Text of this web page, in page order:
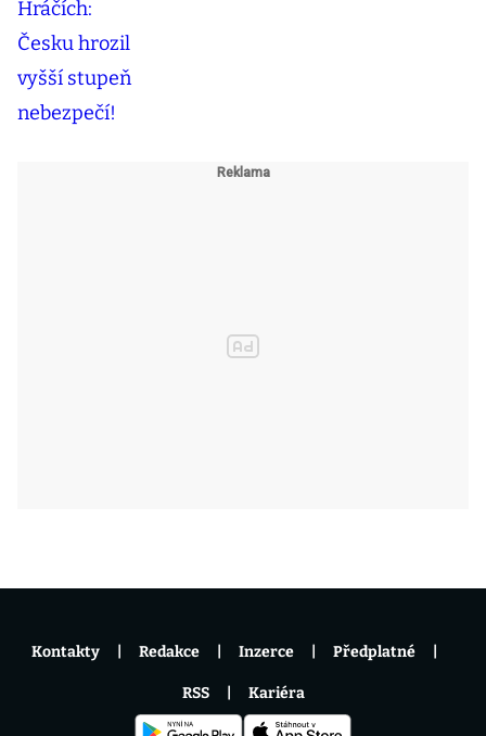
Kontakty Redakce Inzerce Předplatné
RSS Kariéra